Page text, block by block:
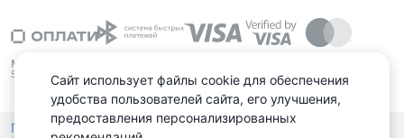
Политика конфиденциальности,
Сайт использует файлы cookie для обеспечения
удобства пользователей сайта, его улучшения,
предоставления персонализированных